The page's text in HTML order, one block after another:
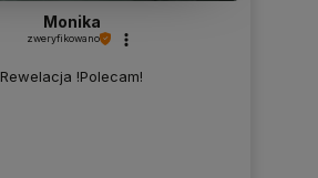
Monika
zweryfikowano
Rewelacja !Polecam!